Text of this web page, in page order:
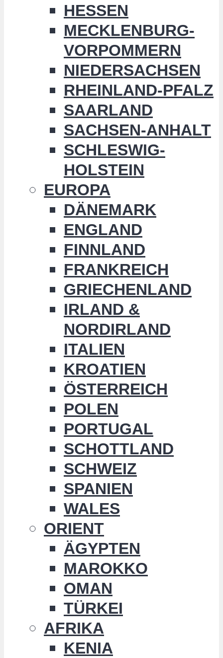
HESSEN
MECKLENBURG-
VORPOMMERN
NIEDERSACHSEN
RHEINLAND-PFALZ
SAARLAND
SACHSEN-ANHALT
SCHLESWIG-
HOLSTEIN
EUROPA
DÄNEMARK
ENGLAND
FINNLAND
FRANKREICH
GRIECHENLAND
IRLAND &
NORDIRLAND
ITALIEN
KROATIEN
ÖSTERREICH
POLEN
PORTUGAL
SCHOTTLAND
SCHWEIZ
SPANIEN
WALES
ORIENT
ÄGYPTEN
MAROKKO
OMAN
TÜRKEI
AFRIKA
KENIA